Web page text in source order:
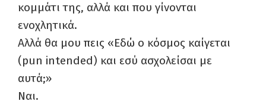
κομμάτι της, αλλά και που γίνονται
ενοχλητικά.
Αλλά θα μου πεις «Εδώ ο κόσμος καίγεται
(pun intended) και εσύ ασχολείσαι με
αυτά;»
Ναι.